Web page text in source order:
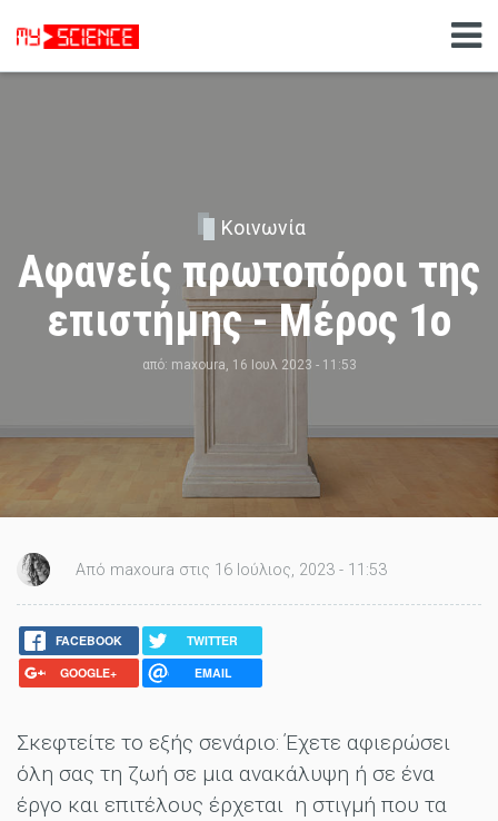
Κοινωνία
Αφανείς πρωτοπόροι της
επιστήμης - Μέρος 1ο
από: maxoura , 16 Ιουλ 2023 - 11:53
Από maxoura στις 16 Ιούλιος, 2023 - 11:53
FACEBOOK
TWITTER
GOOGLE+
EMAIL
Σκεφτείτε το εξής σενάριο: Έχετε αφιερώσει
όλη σας τη ζωή σε μια ανακάλυψη ή σε ένα
έργο και επιτέλους έρχεται η στιγμή που τα